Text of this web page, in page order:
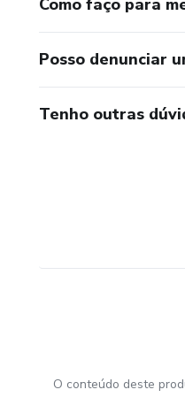
Posso denunciar
Tenho outras
O conteúdo deste